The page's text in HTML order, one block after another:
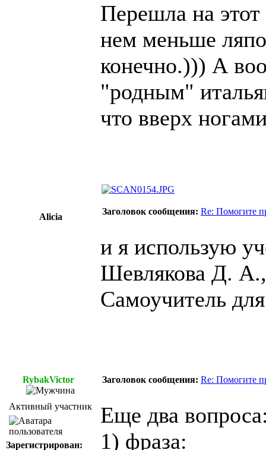
Перешла на
нем меньше
конечно.))) А
"родным"
что вверх
Alicia
Заголовок сообщения: Re: Помогите
и я использую
Шевлякова Д.
Самоучитель
RybakVictor Заголовок сообщения: Re: Помогите
Активный участник
Зарегистрирован:
Еще два
1) фраза: